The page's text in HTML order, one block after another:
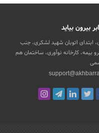
بیرون بیاید
ابتدای اتوبان شهید لشکری، جنب
بیمه، کارخانه نوآوری، ساختمان هم